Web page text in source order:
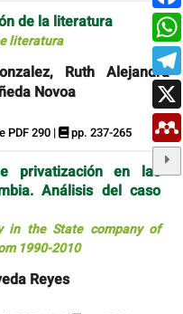
de la literatura
literatura
Ruth Alejandra
Novoa
PDF 290 | pp. 237-265
privatización en las
Análisis del caso
in the State company of
1990-2010
Reyes